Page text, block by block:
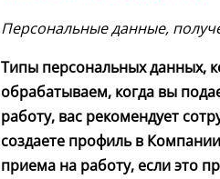
Персональные данные,
Типы персональных данных,
обрабатываем, когда вы
работу, вас рекомендует
создаете профиль в
приема на работу, если это